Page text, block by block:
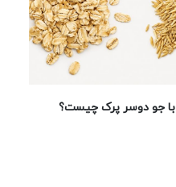
جو دوسر پرک چیست؟